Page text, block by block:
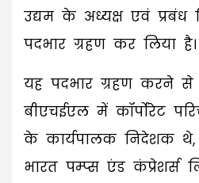
उद्यम के अध्यक्ष एवं
पदभार ग्रहण कर लिया है।
यह पदभार ग्रहण करने से
बीएचईएल में कॉर्पोरेट
के कार्यपालक निदेशक
भारत पम्प्स एंड कंप्रेशर्स